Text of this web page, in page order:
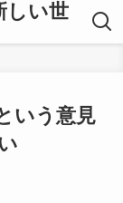
しい世
いう意見